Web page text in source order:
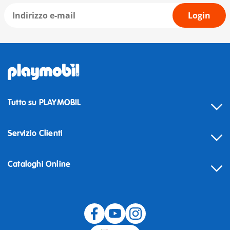
Login
Tutto su PLAYMOBIL
Servizio Clienti
Cataloghi Online